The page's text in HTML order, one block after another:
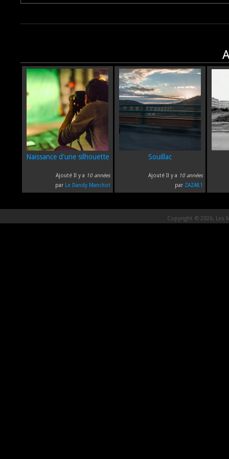
Naissance d'une silhouette
Ajouté Il y a 10 années
par Le Dandy Manchot
Souillac
Ajouté Il y a 10 années
par ZAZA81
Copyright © 2026, Les